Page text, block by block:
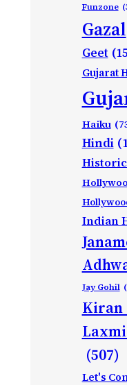
Funzone
Gazal
Geet
Gujarat
Haiku
Hindi
Indian
Jay Gohil
Kiran
(507)
Let's